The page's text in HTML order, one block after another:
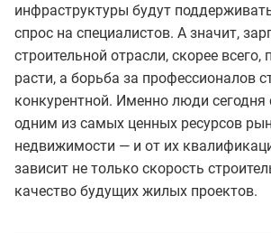
инфраструктуры будут
спрос на специалистов. А значит,
строительной отрасли, скорее всего,
расти, а борьба за профессионалов
конкурентной. Именно люди сегодня
одним из самых ценных ресурсов
недвижимости — и от их
зависит не только скорость
качество будущих жилых проектов.